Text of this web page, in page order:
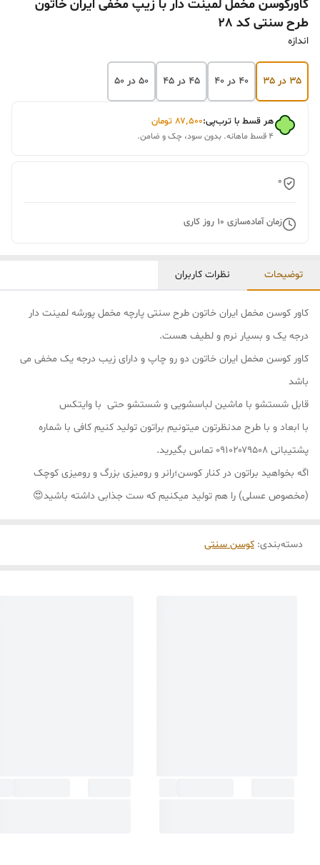
کاورکوسن مخمل لمینت دار با زیپ مخفی ایران خاتون
طرح سنتی کد 28
اندازه
۳۵ در ۳۵ ۴۰ در ۴۰ ۴۵ در ۴۵ ۵۰ در ۵۰
هر قسط با ترب‌پی:۸۷٬۵۰۰ تومان
۴ قسط ماهانه. بدون سود، چک و ضامن.
0
زمان آماده‌سازی 10 روز کاری
توضیحات نظرات کاربران
کاور کوسن مخمل ایران خاتون طرح سنتی پارچه مخمل پورشه لمینت دار
درجه یک و بسیار نرم و لطیف هست.
کاور کوسن مخمل ایران خاتون دو رو چاپ و دارای زیب درجه یک مخفی می
باشد
قابل شستشو با ماشین لباسشویی و شستشو حتی با وایتکس
با ابعاد و با طرح مدنظرتون میتونیم براتون تولید کنیم کافی با شماره
پشتیبانی ۰۹۱۰۲۰۷۹۵۰۸ تماس بگیرید.
اگه بخواهید براتون در کنار کوسن؛رانر و رومیزی بزرگ و رومیزی کوچک
(مخصوص عسلی) را هم تولید میکنیم که ست جذابی داشته باشید😍
دسته‌بندی: کوسن سنتی